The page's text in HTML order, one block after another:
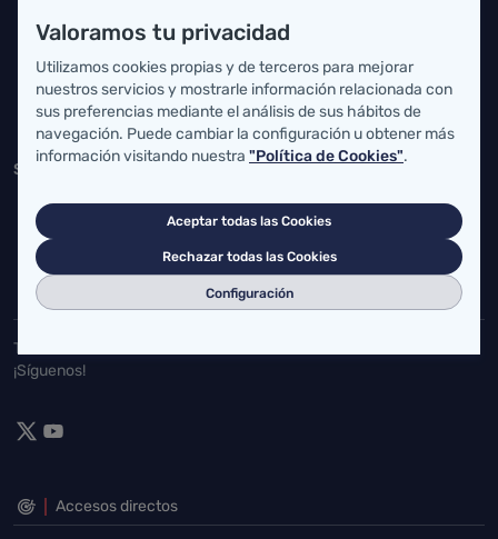
Federico Vial 13, 39009 Santander, Cantabria
atencionusuario@cantabria.es
942208130 942395562
Servicio Cántabro de Salud
Cardenal Herrera Oria, S/N 39011 Santander, Cantabria
buzgen.dg@scsalud.es
942202772
Toda la actualidad de Salud Cantabria en las redes sociales.
¡Síguenos!
Accesos directos
Valoramos tu privacidad
Utilizamos cookies propias y de terceros para mejorar
nuestros servicios y mostrarle información relacionada con
sus preferencias mediante el análisis de sus hábitos de
navegación. Puede cambiar la configuración u obtener más
información visitando nuestra "Política de Cookies".
Aceptar todas las Cookies
Rechazar todas las Cookies
Configuración